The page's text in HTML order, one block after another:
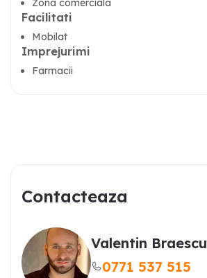
Zona comerciala
Facilitati
Mobilat
Imprejurimi
Farmacii
Contacteaza
Valentin Braescu
0771 537 515